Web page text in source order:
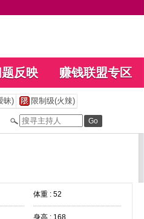
反映 赚钱联盟专区
昧) 限制级(火辣)
体重 : 52
身高 : 168